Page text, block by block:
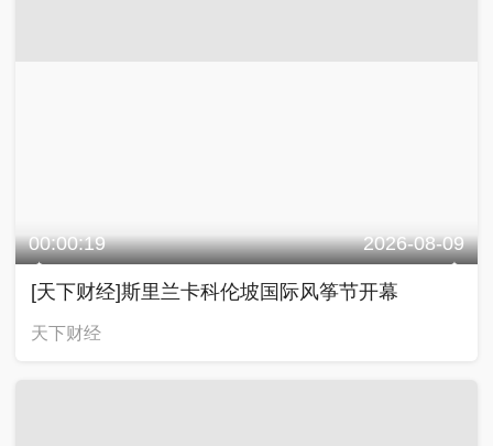
00:00:19 2026-08-09
[天下财经]斯里兰卡科伦坡国际风筝节开幕
天下财经